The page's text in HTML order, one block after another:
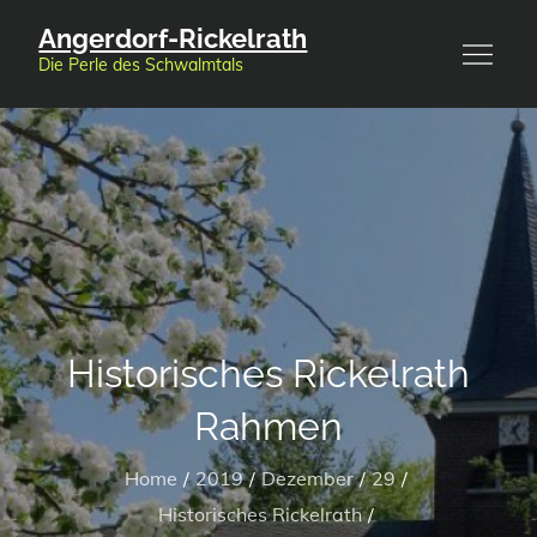
Angerdorf-Rickelrath
Die Perle des Schwalmtals
Historisches Rickelrath
Rahmen
Home 2019 Dezember
29
Historisches Rickelrath